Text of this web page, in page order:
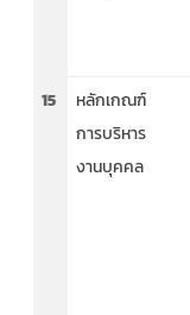
15
หลักเกณฑ์
การบริหาร
งานบุคคล